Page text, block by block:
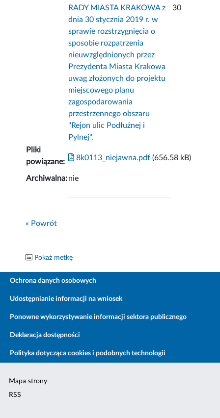
RADY MIASTA KRAKOWA z
dnia 30 stycznia 2019 r. w
sprawie rozstrzygnięcia o
sposobie rozpatrzenia
nieuwzględnionych przez
Prezydenta Miasta Krakowa
uwag złożonych do projektu
miejscowego planu
zagospodarowania
przestrzennego obszaru
''Rejon ulic Podłużnej i
Pylnej''.
30
Pliki
powiązane:
8k0113_niejawna.pdf (656.58 kB)
Archiwalna:nie
« Powrót
Pokaż metkę
Ochrona danych osobowych
Udostępnianie informacji na wniosek
Ponowne wykorzystywanie informacji sektora publicznego
Deklaracja dostępności
Polityka dotycząca cookies i podobnych technologii
Mapa strony
RSS